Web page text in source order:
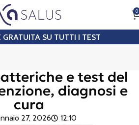
0
GRATUITA SU TUTTI I TEST
e test del
diagnosi e
cura
27, 2026 12:10